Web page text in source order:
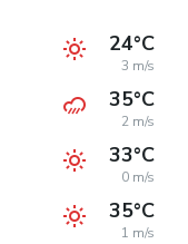
24°C
3 m/s
35°C
2 m/s
33°C
0 m/s
35°C
1 m/s